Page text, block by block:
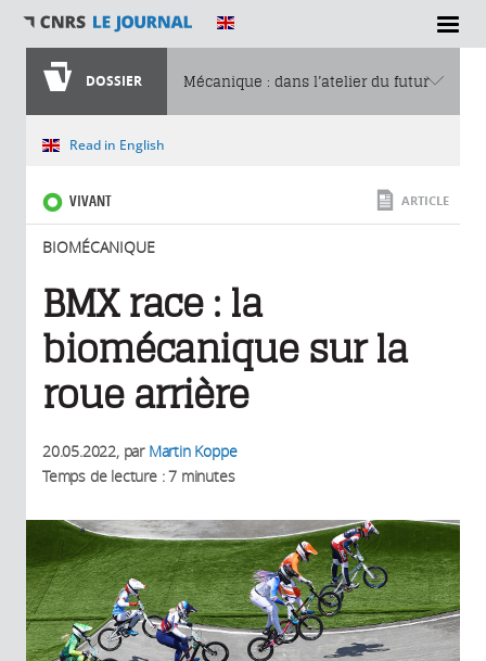
SECTIONS
DOSSIER Mécanique : dans l’atelier du futur
Vous êtes ici
Read in English
VIVANT
BIOMÉCANIQUE
ARTICLE
BMX race : la
biomécanique sur la
roue arrière
20.05.2022, par Martin Koppe
Temps de lecture : 7 minutes